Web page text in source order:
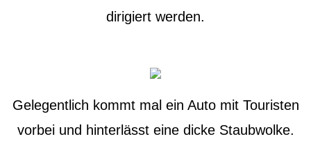
dirigiert werden.
Gelegentlich kommt mal ein Auto mit Touristen
vorbei und hinterlässt eine dicke Staubwolke.